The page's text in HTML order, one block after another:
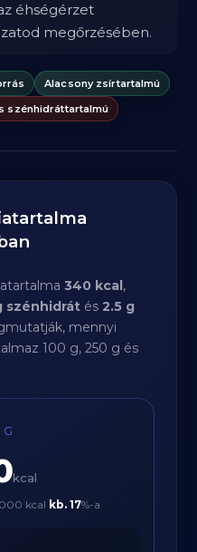
éhségérzet
megőrzésében.
Alacsony zsírtartalmú
szénhidráttartalmú
340 kcal,
szénhidrát és2.5 g
mennyi
100 g, 250 g és
G
kcal
kcal kb. 17%-a